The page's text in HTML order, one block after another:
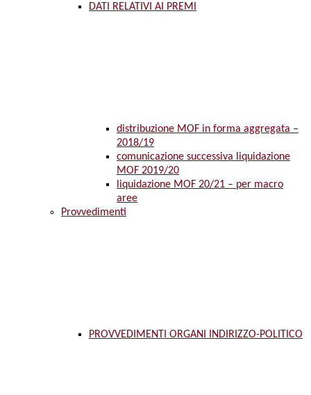
DATI RELATIVI AI PREMI
distribuzione MOF in forma aggregata –
2018/19
comunicazione successiva liquidazione
MOF 2019/20
liquidazione MOF 20/21 – per macro
aree
Provvedimenti
PROVVEDIMENTI ORGANI INDIRIZZO-POLITICO